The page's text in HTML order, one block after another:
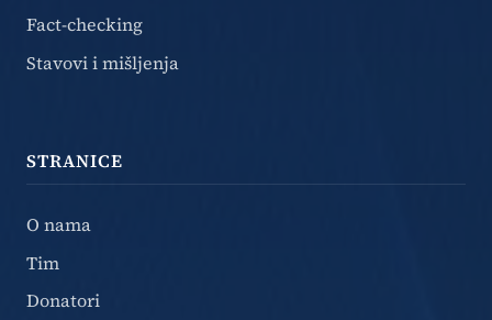
Fact-checking
Stavovi i mišljenja
STRANICE
O nama
Tim
Donatori